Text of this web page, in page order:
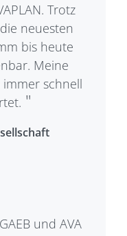
Trotz
neuesten
bis heute
Meine
schnell
und AVA